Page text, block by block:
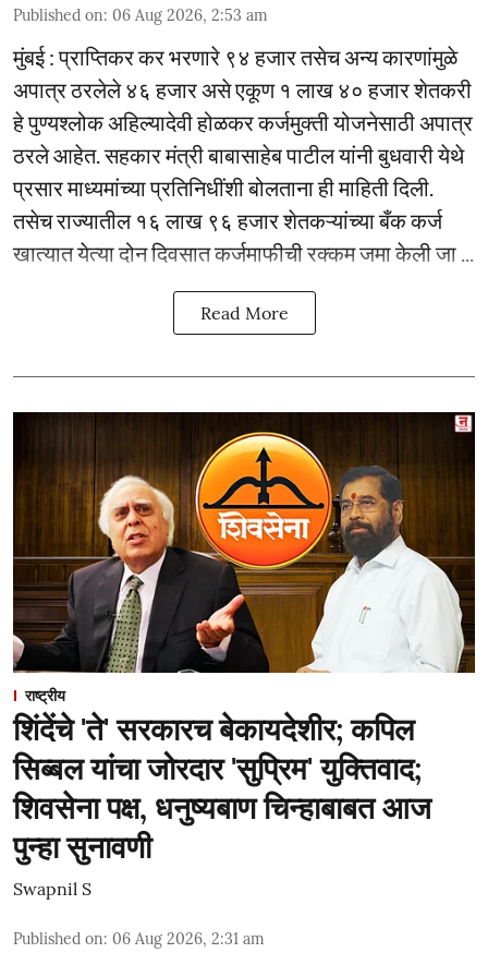
Published on: 06 Aug 2026, 2:53 am
मुंबई : प्राप्तिकर कर भरणारे ९४ हजार तसेच अन्य कारणांमुळे
अपात्र ठरलेले ४६ हजार असे एकूण १ लाख ४० हजार शेतकरी
हे पुण्यश्लोक अहिल्यादेवी होळकर कर्जमुक्ती योजनेसाठी अपात्र
ठरले आहेत. सहकार मंत्री बाबासाहेब पाटील यांनी बुधवारी येथे
प्रसार माध्यमांच्या प्रतिनिधींशी बोलताना ही माहिती दिली.
तसेच राज्यातील १६ लाख ९६ हजार शेतकऱ्यांच्या बँक कर्ज
खात्यात येत्या दोन दिवसात कर्जमाफीची रक्कम जमा केली जा ...
Read More
राष्ट्रीय
शिंदेंचे 'ते' सरकारच बेकायदेशीर; कपिल
सिब्बल यांचा जोरदार 'सुप्रिम' युक्तिवाद;
शिवसेना पक्ष, धनुष्यबाण चिन्हाबाबत आज
पुन्हा सुनावणी
Swapnil S
Published on: 06 Aug 2026, 2:31 am